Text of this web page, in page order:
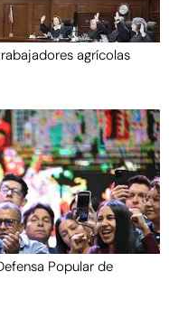
agrícolas
Popular de